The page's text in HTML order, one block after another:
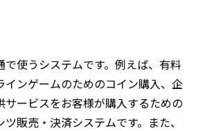
で使うシステムです。例えば、有料
インゲームのためのコイン購入、企
サービスをお客様が購入するための
販売・決済システムです。また、